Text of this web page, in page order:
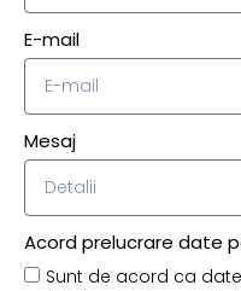
E-mail
Mesaj
Acord prelucrare date
Sunt de acord ca